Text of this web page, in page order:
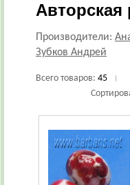
Авторская
Производители:
Зубков Андрей
Всего товаров: 45